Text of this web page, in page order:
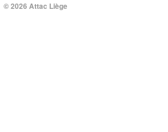
© 2026 Attac Liège